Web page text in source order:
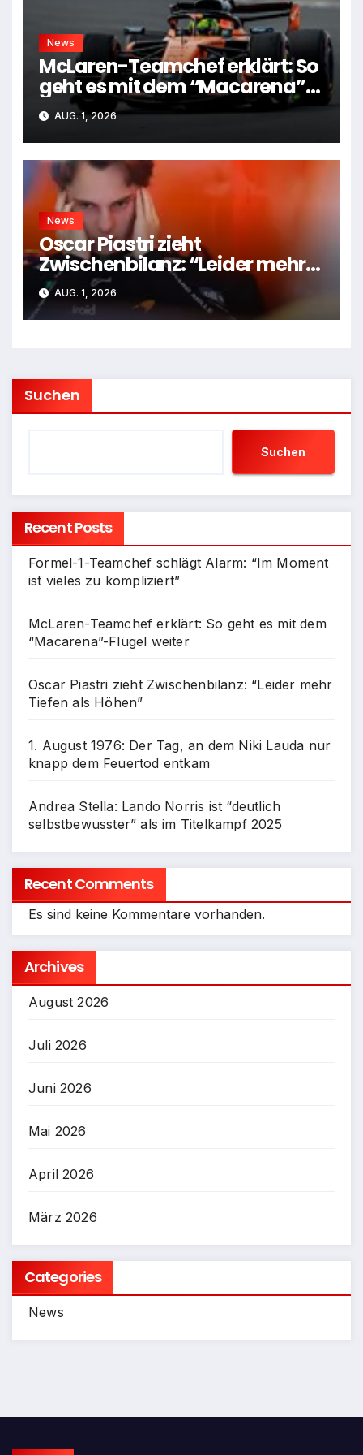
News
McLaren-Teamchef erklärt: So
geht es mit dem “Macarena”-
Flügel weiter
AUG. 1, 2026
News
Oscar Piastri zieht
Zwischenbilanz: “Leider mehr
Tiefen als Höhen”
AUG. 1, 2026
Suchen
Suchen
Recent Posts
Formel-1-Teamchef schlägt Alarm: “Im Moment
ist vieles zu kompliziert”
McLaren-Teamchef erklärt: So geht es mit dem
“Macarena”-Flügel weiter
Oscar Piastri zieht Zwischenbilanz: “Leider mehr
Tiefen als Höhen”
1. August 1976: Der Tag, an dem Niki Lauda nur
knapp dem Feuertod entkam
Andrea Stella: Lando Norris ist “deutlich
selbstbewusster” als im Titelkampf 2025
Recent Comments
Es sind keine Kommentare vorhanden.
Archives
August 2026
Juli 2026
Juni 2026
Mai 2026
April 2026
März 2026
Categories
News